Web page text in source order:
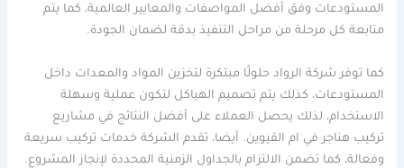
المستودعات وفق أفضل المواصفات والمعايير العالمية، كما يتم
متابعة كل مرحلة من مراحل التنفيذ بدقة لضمان الجودة.
كما توفر شركة الرواد حلولًا مبتكرة لتخزين المواد والمعدات داخل
المستودعات، كذلك يتم تصميم الهياكل لتكون عملية وسهلة
الاستخدام، لذلك يحصل العملاء على أفضل النتائج في مشاريع
تركيب هناجر في ام القيوين. أيضا، تقدم الشركة خدمات تركيب سريعة
وفعالة، كما تضمن الالتزام بالجداول الزمنية المحددة لإنجاز المشروع.